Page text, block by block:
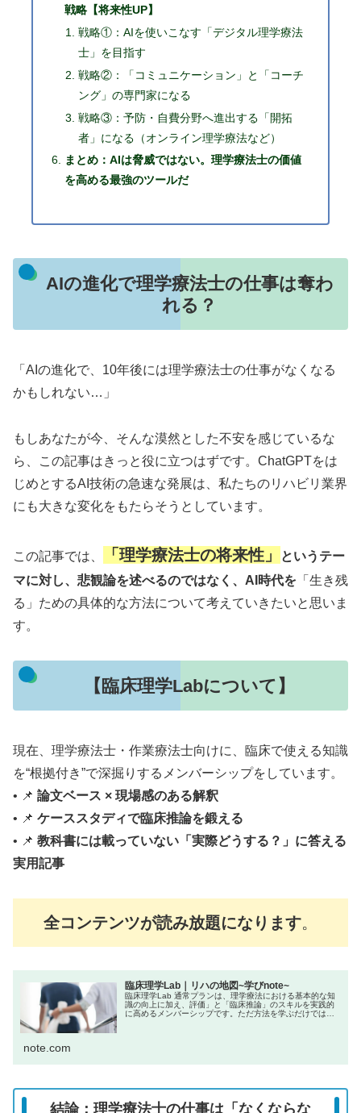
戦略【将来性UP】
戦略①：AIを使いこなす「デジタル理学療法
士」を目指す
戦略②：「コミュニケーション」と「コーチ
ング」の専門家になる
戦略③：予防・自費分野へ進出する「開拓
者」になる（オンライン理学療法など）
まとめ：AIは脅威ではない。理学療法士の価値
を高める最強のツールだ
AIの進化で理学療法士の仕事は奪わ
れる？
「AIの進化で、10年後には理学療法士の仕事がなくなる
かもしれない…」
もしあなたが今、そんな漠然とした不安を感じているな
ら、この記事はきっと役に立つはずです。ChatGPTをは
じめとするAI技術の急速な発展は、私たちのリハビリ業界
にも大きな変化をもたらそうとしています。
この記事では、 「理学療法士の将来性」
というテー
マに対し、悲観論を述べるのではなく、AI時代を 「生き残
る」ための具体的な方法について考えていきたいと思いま
す。
【臨床理学Labについて】
現在、理学療法士・作業療法士向けに、臨床で使える知識
を“根拠付き”で深掘りするメンバーシップをしています。
• 📌 論文ベース × 現場感のある解釈
• 📌 ケーススタディで臨床推論を鍛える
• 📌 教科書には載っていない「実際どうする？」に答える
実用記事
全コンテンツが読み放題になります。
臨床理学Lab｜リハの地図~学びnote~
臨床理学Lab 通常プランは、理学療法における基本的な知
識の向上に加え、評価」と「臨床推論」のスキルを実践的
に高めるメンバーシップです。ただ方法を学ぶだけではな
note.com
結論：理学療法士の仕事は「なくならな